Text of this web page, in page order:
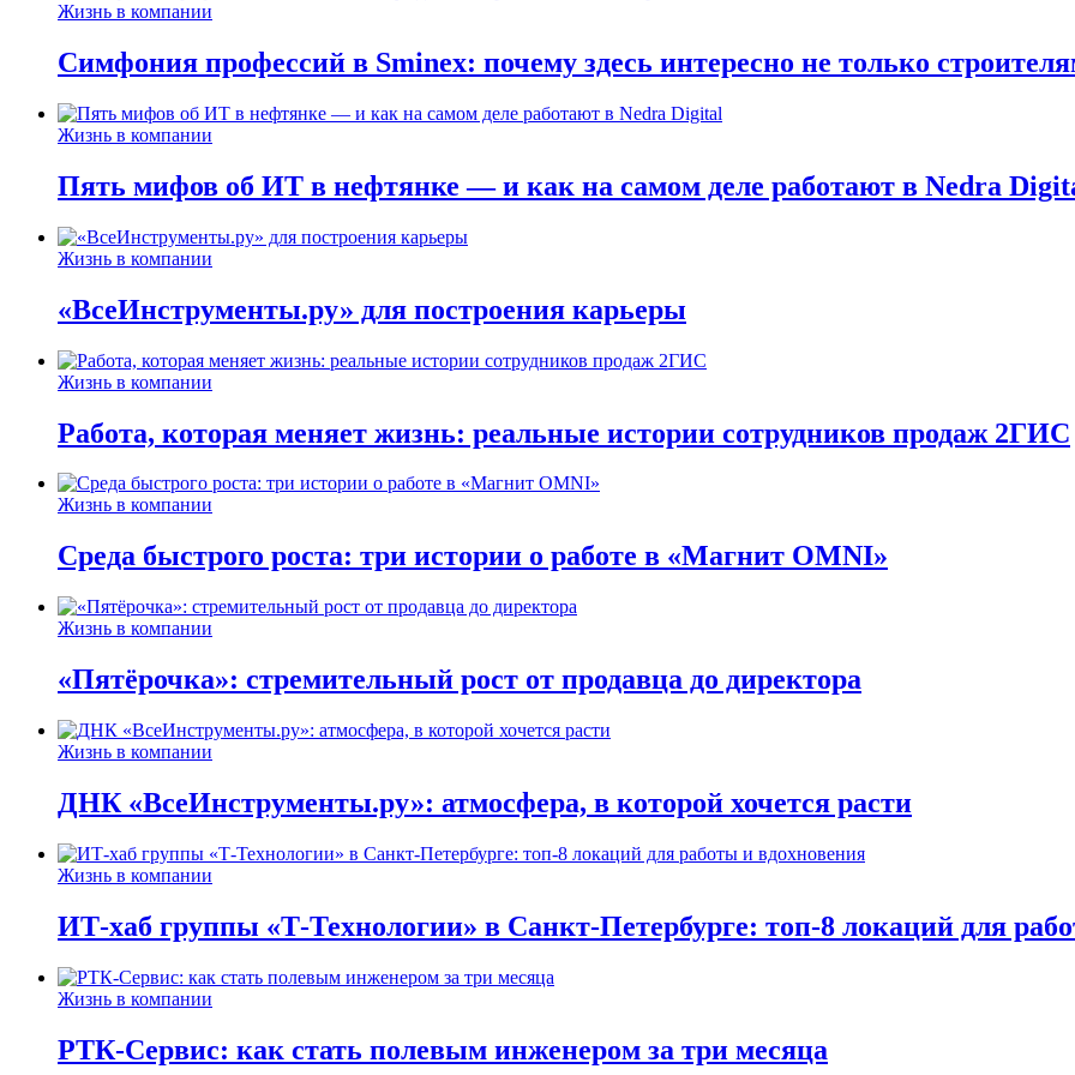
Жизнь в компании
Симфония профессий в Sminex: почему здесь интересно не только
Жизнь в компании
Пять мифов об ИТ в нефтянке — и как на самом деле работают в Nedra
Жизнь в компании
«ВсеИнструменты.ру» для построения карьеры
Жизнь в компании
Работа, которая меняет жизнь: реальные истории сотрудников продаж 2ГИС
Жизнь в компании
Среда быстрого роста: три истории о работе в «Магнит OMNI»
Жизнь в компании
«Пятёрочка»: стремительный рост от продавца до директора
Жизнь в компании
ДНК «ВсеИнструменты.ру»: атмосфера, в которой хочется расти
Жизнь в компании
ИТ-хаб группы «Т-Технологии» в Санкт-Петербурге: топ-8 локаций для
Жизнь в компании
РТК-Сервис: как стать полевым инженером за три месяца